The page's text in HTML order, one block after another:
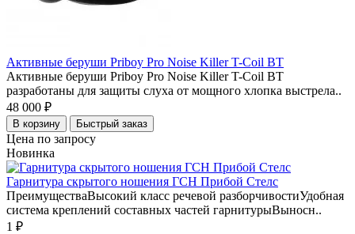
Активные беруши Priboy Pro Noise Killer T-Coil BT
Активные беруши Priboy Pro Noise Killer T-Coil BT
разработаны для защиты слуха от мощного хлопка выстрела..
48 000 ₽
В корзину Быстрый заказ
Цена по запросу
Новинка
Гарнитура скрытого ношения ГСН Прибой Стелс
ПреимуществаВысокий класс речевой разборчивостиУдобная
система креплений составных частей гарнитурыВыносн..
1 ₽